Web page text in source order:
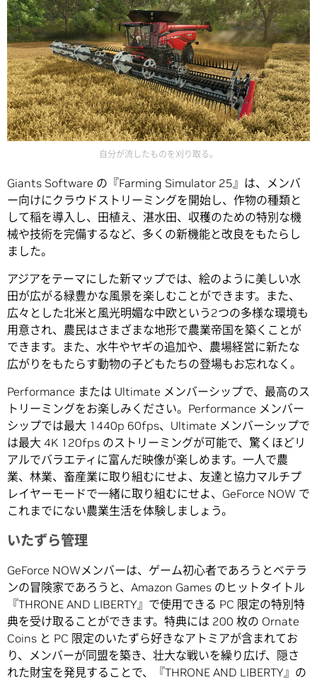
自分が流したものを刈り取る。
Giants Software の『Farming Simulator 25』は、メンバ
ー向けにクラウドストリーミングを開始し、作物の種類と
して稲を導入し、田植え、湛水田、収穫のための特別な機
械や技術を完備するなど、多くの新機能と改良をもたらし
ました。
アジアをテーマにした新マップでは、絵のように美しい水
田が広がる緑豊かな風景を楽しむことができます。また、
広々とした北米と風光明媚な中欧という2つの多様な環境も
用意され、農民はさまざまな地形で農業帝国を築くことが
できます。また、水牛やヤギの追加や、農場経営に新たな
広がりをもたらす動物の子どもたちの登場もお忘れなく。
Performance または Ultimate メンバーシップで、最高のス
トリーミングをお楽しみください。Performance メンバー
シップでは最大 1440p 60fps、Ultimate メンバーシップで
は最大 4K 120fps のストリーミングが可能で、驚くほどリ
アルでバラエティに富んだ映像が楽しめます。一人で農
業、林業、畜産業に取り組むにせよ、友達と協力マルチプ
レイヤーモードで一緒に取り組むにせよ、GeForce NOW で
これまでにない農業生活を体験しましょう。
いたずら管理
GeForce NOWメンバーは、ゲーム初心者であろうとベテラ
ンの冒険家であろうと、Amazon Games のヒットタイトル
『THRONE AND LIBERTY』で使用できる PC 限定の特別特
典を受け取ることができます。特典には 200 枚の Ornate
Coins と PC 限定のいたずら好きなアトミアが含まれてお
り、メンバーが同盟を築き、壮大な戦いを繰り広げ、隠さ
れた財宝を発見することで、『THRONE AND LIBERTY』の